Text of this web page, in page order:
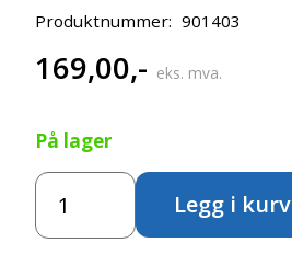
Produktnummer: 901403
169,00,- eks. mva.
På lager
Amsterdam
Standard
500ml-
Legg i kurv